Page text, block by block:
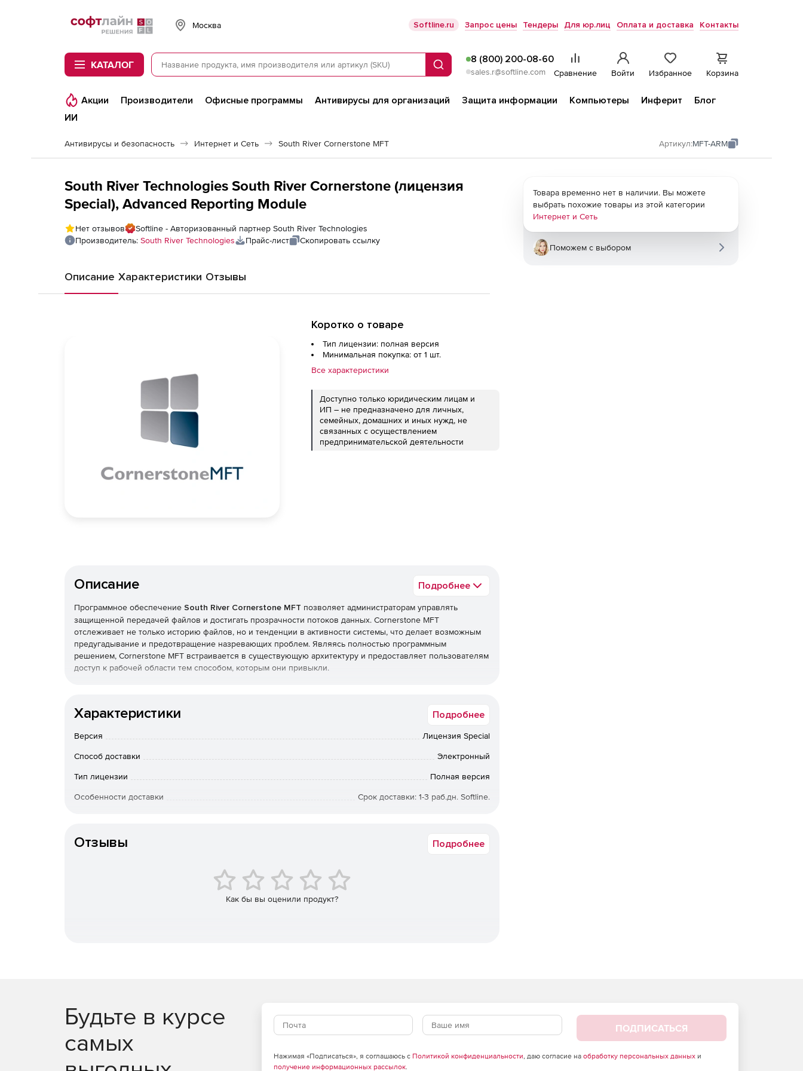
Softline
Москва Softline.ru Запрос цены Тендеры Для юр.лиц Оплата и доставка Контакты
КАТАЛОГ Поиск
8 (800) 200-08-60
sales.r@softline.com Сравнение Войти Избранное Корзина
Акции Производители Офисные программы Антивирусы для организаций Защита информации Компьютеры Инферит
Блог
ИИ
Антивирусы и безопасность Интернет и Сеть South River Cornerstone MFT Артикул:MFT-ARM
South River Technologies South River Cornerstone (лицензия
Special), Advanced Reporting Module
Нет отзывов
Softline - Авторизованный партнер South River Technologies
Производитель: South River Technologies Прайс-лист Скопировать ссылку
Описание Характеристики Отзывы
Коротко о товаре
Тип лицензии: полная версия
Минимальная покупка: от 1 шт.
Все характеристики
Доступно только юридическим лицам и
ИП – не предназначено для личных,
семейных, домашних и иных нужд, не
связанных с осуществлением
предпринимательской деятельности
Описание Подробнее
Программное обеспечение South River Cornerstone MFT позволяет администраторам управлять
защищенной передачей файлов и достигать прозрачности потоков данных. Cornerstone MFT
отслеживает не только историю файлов, но и тенденции в активности системы, что делает возможным
предугадывание и предотвращение назревающих проблем. Являясь полностью программным
решением, Cornerstone MFT встраивается в существующую архитектуру и предоставляет пользователям
доступ к рабочей области тем способом, которым они привыкли.
Поддержание безопасности передачи данных:
Повышенная защита данных во время передачи.
Постоянная защита хранилищ данных.
Отслеживание состояния безопасности потоков данных и оповещения администраторов для
Создание мультисерверных кластеров и поддержание баланса нагрузки.
Характеристики Подробнее
Версия Лицензия Special
Способ доставки Электронный
Тип лицензии Полная версия
Особенности доставки Срок доставки: 1-3 раб.дн. Softline.
Отзывы Подробнее
Как бы вы оценили продукт?
Товара временно нет в наличии. Вы можете
выбрать похожие товары из этой категории
Интернет и Сеть
Поможем с выбором
Будьте в курсе
самых
ПОДПИСАТЬСЯ
Нажимая «Подписаться», я соглашаюсь с Политикой конфиденциальности, даю согласие на обработку персональных данныхи
получение информационных рассылок.